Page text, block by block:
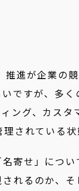
進が企業の
ですが、多
ング、カス
されている状
寄せ」につ
れるのか、